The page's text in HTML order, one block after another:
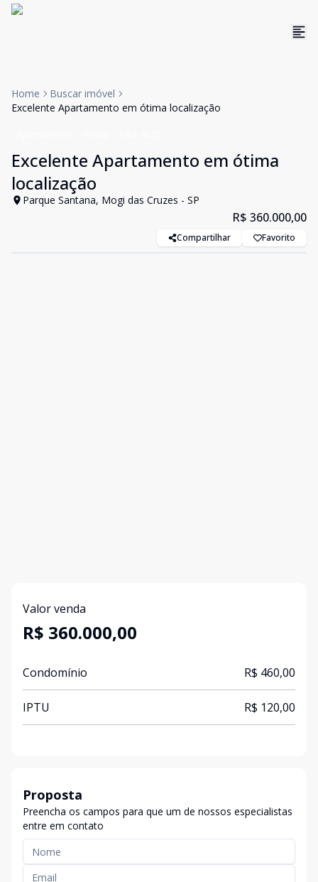
Home
Buscar imóvel
Excelente Apartamento em ótima localização
Excelente Apartamento em ótima
localização
Parque Santana, Mogi das Cruzes - SP
R$ 360.000,00
Compartilhar Favorito
Valor venda
R$ 360.000,00
Condomínio R$ 460,00
IPTU R$ 120,00
Proposta
Preencha os campos para que um de nossos especialistas
entre em contato